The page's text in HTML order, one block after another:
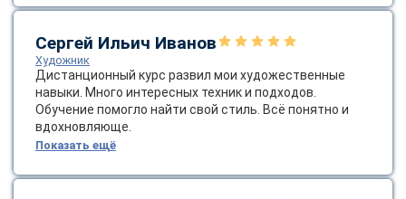
Сергей Ильич Иванов
Художник
Дистанционный курс развил мои художественные
навыки. Много интересных техник и подходов.
Обучение помогло найти свой стиль. Всё понятно и
вдохновляюще.
Показать ещё
Vkontakte EMail
Max